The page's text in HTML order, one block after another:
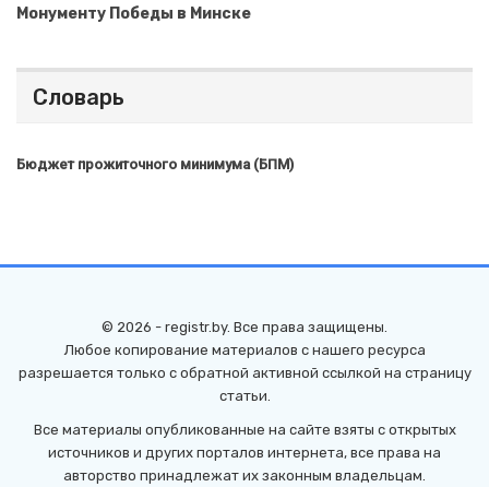
Монументу Победы в Минске
Словарь
Бюджет прожиточного минимума (БПМ)
© 2026 - registr.by. Все права защищены.
Любое копирование материалов с нашего ресурса
разрешается только с обратной активной ссылкой на страницу
статьи.
Все материалы опубликованные на сайте взяты с открытых
источников и других порталов интернета, все права на
авторство принадлежат их законным владельцам.